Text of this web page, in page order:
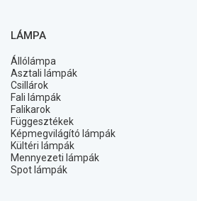
LÁMPA
Állólámpa
Asztali lámpák
Csillárok
Fali lámpák
Falikarok
Függesztékek
Képmegvilágító lámpák
Kültéri lámpák
Mennyezeti lámpák
Spot lámpák